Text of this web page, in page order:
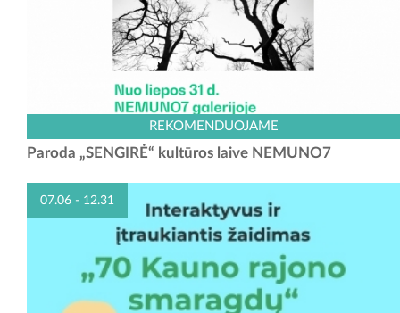
Gintaro Česonio fotografijų paroda kviečia sustoti – ne tik pasižiūrėti,
bet ir įsiklausyti. Tai tylūs pasakojimai apie girią, laiką ir mūsų santykį
su gamta. Čia svarbiausi – ne...
REKOMENDUOJAME
Paroda „SENGIRĖ“ kultūros laive NEMUNO7
07.06 - 12.31